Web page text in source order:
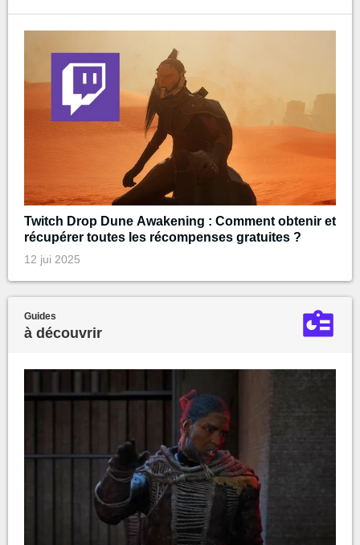
Twitch Drop Dune Awakening : Comment obtenir et
récupérer toutes les récompenses gratuites ?
12 jui 2025
Guides
à découvrir